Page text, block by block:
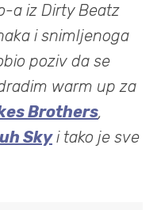
a iz Dirty Beatz
i snimljenoga
poziv da se
warm up za
Brothers,
Skyi tako je sve